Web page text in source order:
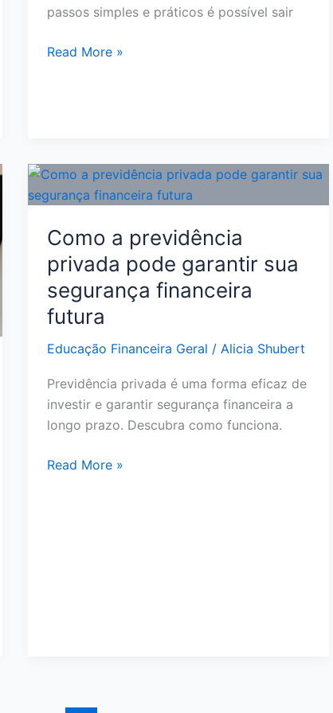
passos simples e práticos é possível sair
Como
Zero:
Passo
Passo
para
Sair
do
Caos
Read More »
Como a previdência
privada pode garantir sua
segurança financeira
futura
Educação Financeira Geral / Alicia Shubert
Previdência privada é uma forma eficaz de
investir e garantir segurança financeira a
longo prazo. Descubra como funciona.
Como
Read More »